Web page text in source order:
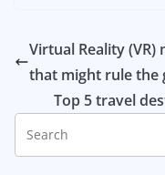
Virtual Reality
that might rule the
Top 5 travel